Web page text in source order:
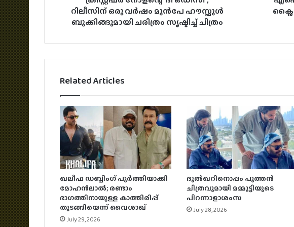
റിലീസിന് ഒരു വർഷം മുൻപേ ഹൗസ്ഫുൾ
ബുക്കിങ്ങുമായി ചരിത്രം സൃഷ്ടിച്ച് ചിത്രം
Related Articles
ഖലീഫ ഡബ്ബിംഗ് പൂർത്തിയാക്കി
മോഹൻലാൽ; രണ്ടാം
ഭാഗത്തിനായുള്ള കാത്തിരിപ്പ്
തുടങ്ങിയെന്ന് വൈശാഖ്
July 29, 2026
ദുൽഖറിനൊപ്പം പുത്തൻ
ചിത്രവുമായി മമ്മൂട്ടിയുടെ
പിറന്നാളാശംസ
July 28, 2026